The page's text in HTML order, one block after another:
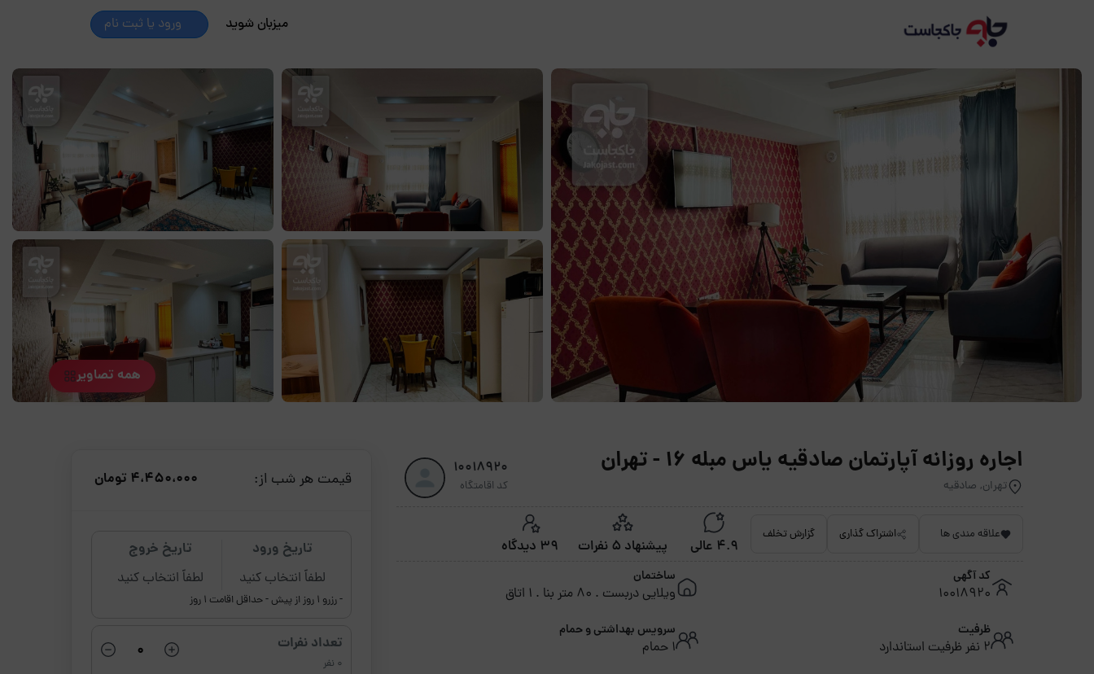
میزبان شوید ورود یا ثبت نام
همه تصاویر
اجاره روزانه آپارتمان صادقیه یاس مبله 16 - تهران
تهران, صادقیه
10018920
کد اقامتگاه
علاقه مندی ها اشتراک گذاری گزارش تخلف
4.9 عالی پیشنهاد 5 نفرات 39 دیدگاه
کد آگهی
10018920
ساختمان
ویلایی دربست . 80 متر بنا . 1 اتاق
ظرفیت
2 نفر ظرفیت استاندارد
سرویس بهداشتی و حمام
1 حمام
قیمت هر شب از: 4،450،000 تومان
تاریخ ورود
لطفاً انتخاب کنید
تاریخ خروج
لطفاً انتخاب کنید
- رزرو 1 روز از پیش - حداقل اقامت 1 روز
تعداد نفرات
0 نفر